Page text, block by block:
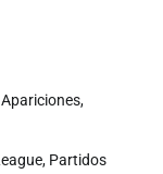
Partidos